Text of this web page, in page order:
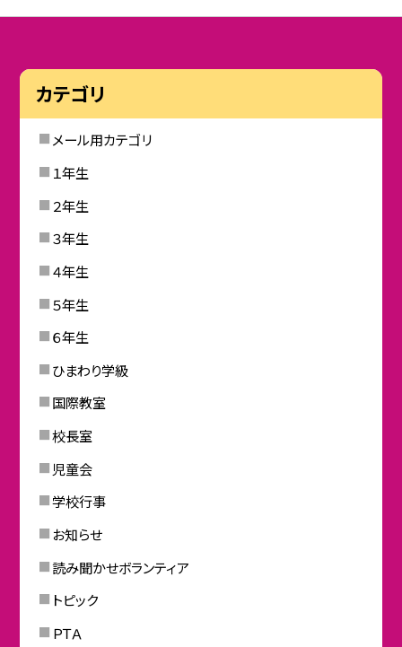
カテゴリ
メール用カテゴリ
１年生
２年生
３年生
４年生
５年生
６年生
ひまわり学級
国際教室
校長室
児童会
学校行事
お知らせ
読み聞かせボランティア
トピック
ＰＴＡ